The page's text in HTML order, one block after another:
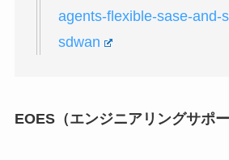
agents-flexible-sase-and-
sdwan
EOES（エンジニアリングサポ